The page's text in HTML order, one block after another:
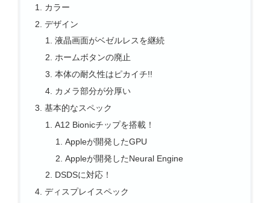
カラー
デザイン
液晶画面がベゼルレスを継続
ホームボタンの廃止
本体の耐久性はピカイチ!!
カメラ部分が分厚い
基本的なスペック
A12 Bionicチップを搭載！
Appleが開発したGPU
Appleが開発したNeural Engine
DSDSに対応！
ディスプレイスペック